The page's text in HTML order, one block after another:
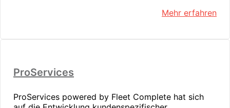
Mehr erfahren
ProServices
ProServices powered by Fleet Complete hat sich